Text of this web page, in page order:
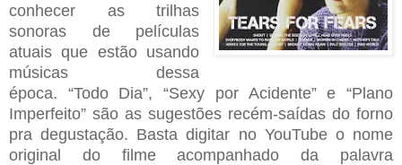
conhecer as trilhas
sonoras de películas
atuais que estão usando
músicas dessa
época. “Todo Dia”,“Sexy por Acidente”e“Plano
Imperfeito” são as sugestões recém-saídas do forno
pra degustação. Basta digitar no YouTube o nome
original do filme acompanhado da palavra